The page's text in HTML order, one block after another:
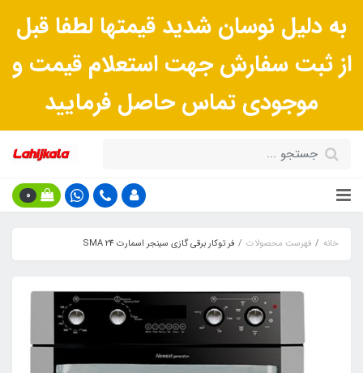
به دلیل نوسان شدید قیمتها لطفا قبل
از ثبت سفارش جهت استعلام قیمت و
موجودی تماس حاصل فرمایید
0
خانه فهرست محصولات فر توکار برقی گازی سینجر اسمارت SMA 24